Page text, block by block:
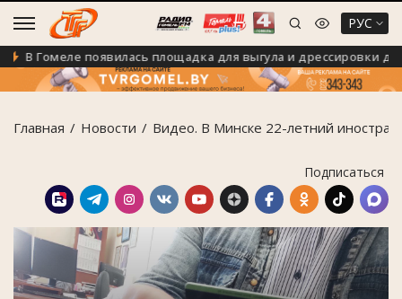
РУС
Гомеле появилась площадка для выгула и дрессировки
Главная Новости Видео. В Минске 22-летний
Подписаться